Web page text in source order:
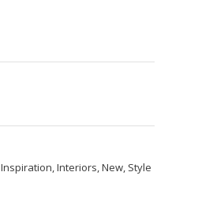
Inspiration,Interiors,New, Style